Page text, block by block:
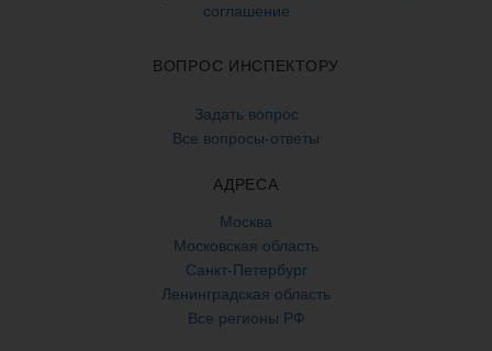
соглашение
ВОПРОС ИНСПЕКТОРУ
Задать вопрос
Все вопросы-ответы
АДРЕСА
Москва
Московская область
Санкт-Петербург
Ленинградская область
Все регионы РФ